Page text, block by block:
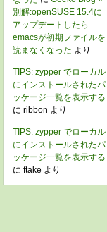
別解:openSUSE 15.4に
アップデートしたら
emacsが初期ファイルを
読まなくなった より
TIPS: zypper でローカル
にインストールされたパ
ッケージ一覧を表示する
に ribbon より
TIPS: zypper でローカル
にインストールされたパ
ッケージ一覧を表示する
に ftake より